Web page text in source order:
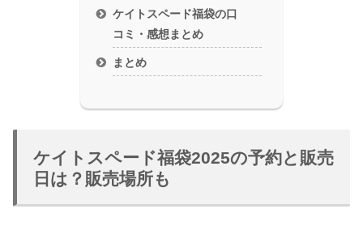
ケイトスペード福袋の口
コミ・感想まとめ
まとめ
ケイトスペード福袋2025の予約と販売
日は？販売場所も